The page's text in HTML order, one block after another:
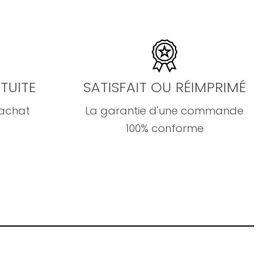
SATISFAIT OU RÉIMPRIMÉ
La garantie d'une commande
100% conforme